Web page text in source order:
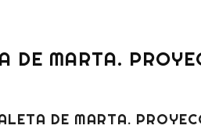
DE MARTA.
DE MARTA.